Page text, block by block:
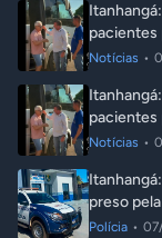
pacientes
Notícias •
pacientes
Notícias •
preso
Polícia •